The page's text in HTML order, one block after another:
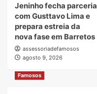
Jeninho fecha parceria
com Gusttavo Lima e
prepara estreia da
nova fase em Barretos
assessoriadefamosos
agosto 9, 2026
Famosos